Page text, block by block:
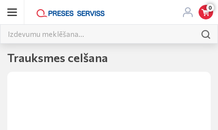
0
Trauksmes celšana